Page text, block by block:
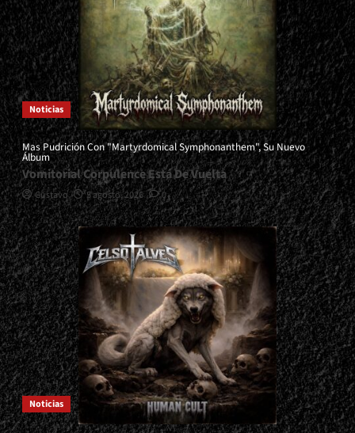
Noticias
Mas Pudrición Con "Martyrdomical Symphonanthem", Su Nuevo
Álbum
Vomitorial Corpulence Está De Vuelta
Gustavo 5 agosto, 2026 0
Noticias